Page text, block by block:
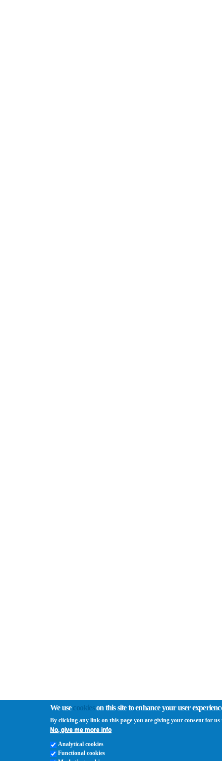
We usecookieson this site to enhance your user
By clicking any link on this page you are giving your consent for us
No, give me more info
Analytical cookies
Functional cookies